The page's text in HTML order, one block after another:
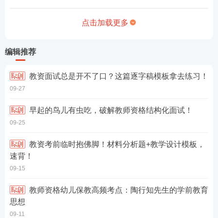
点击加载更多
编辑推荐
教资面试总是开不了口？这篇逐字稿模板拿去练习！
09-27
早起的鸟儿有虫吃，破解教师资格结构化面试！
09-25
速背！
09-15
思想
09-11